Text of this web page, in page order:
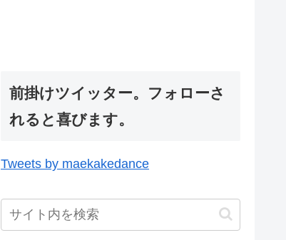
前掛けツイッター。フォローさ
れると喜びます。
Tweets by maekakedance